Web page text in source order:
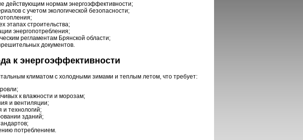
действующим нормам энергоэффективности;
с учетом экологической безопасности;
этапах строительства;
энергопотребления;
регламентам Брянской области;
документов.
к энергоэффективности
климатом с холодными зимами и теплым летом, что требует:
к влажности и морозам;
и вентиляции;
и технологий;
зданий;
потреблением.